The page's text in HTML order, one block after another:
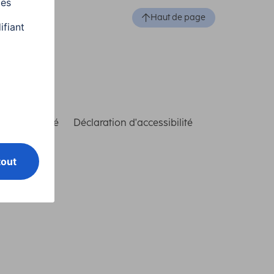
Haut de page
conformité Déclaration d'accessibilité